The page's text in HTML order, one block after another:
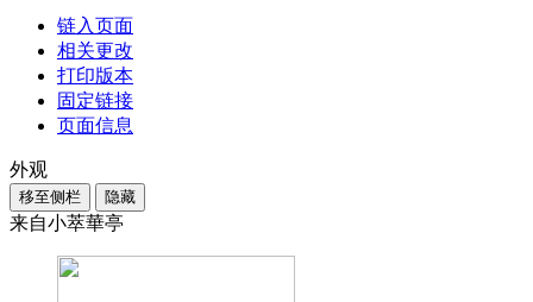
链入页面
相关更改
打印版本
固定链接
页面信息
外观
移至侧栏 隐藏
来自小萃華亭